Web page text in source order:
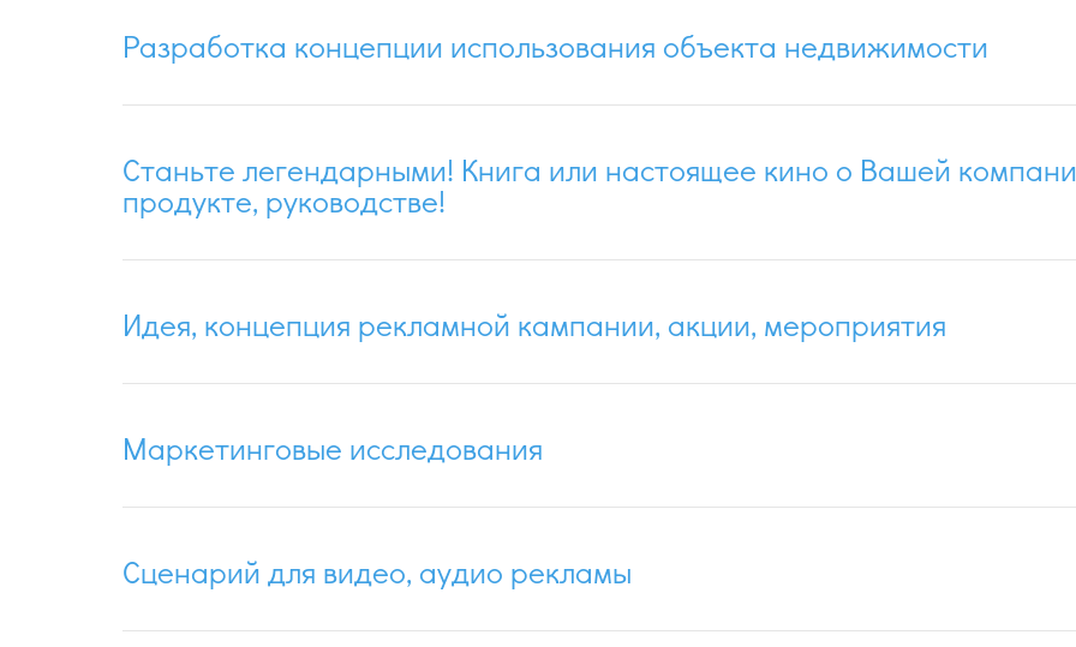
Разработка концепции использования объекта недвижимости
Станьте легендарными! Книга или настоящее кино о Вашей
продукте, руководстве!
Идея, концепция рекламной кампании, акции, мероприятия
Маркетинговые исследования
Сценарий для видео, аудио рекламы